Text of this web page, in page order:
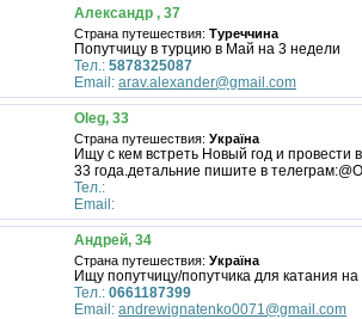
Александр , 37
Страна путешествия: Туреччина
Попутчицу в турцию в Май на 3 недели
Тел.: 5878325087
Email: arav.alexander@gmail.com
Oleg, 33
Страна путешествия: Україна
Ищу с кем встреть Новый год и провести
33 года.детальние пишите в
Тел.:
Email:
Андрей, 34
Страна путешествия: Україна
Ищу попутчицу/попутчика для катания
Тел.: 0661187399
Email: andrewignatenko0071@gmail.com